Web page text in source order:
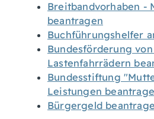
Breitbandvorhaben -
beantragen
Buchführungshelfer
Bundesförderung von
Lastenfahrrädern
Bundesstiftung
Leistungen
Bürgergeld